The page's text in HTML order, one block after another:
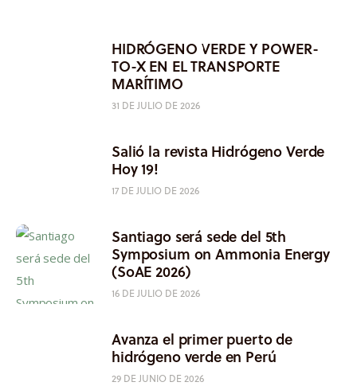
HIDRÓGENO VERDE Y POWER-
TO-X EN EL TRANSPORTE
MARÍTIMO
31 DE JULIO DE 2026
Salió la revista Hidrógeno Verde
Hoy 19!
17 DE JULIO DE 2026
Santiago será sede del 5th
Symposium on Ammonia Energy
(SoAE 2026)
16 DE JULIO DE 2026
Avanza el primer puerto de
hidrógeno verde en Perú
29 DE JUNIO DE 2026